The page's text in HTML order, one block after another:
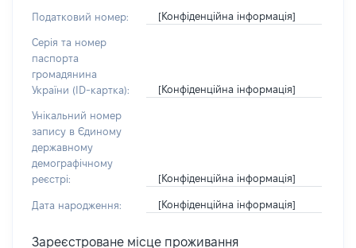
Податковий номер: [Конфіденційна інформація]
Серія та номер
паспорта
громадянина
України (ID-картка):
[Конфіденційна інформація]
Унікальний номер
запису в Єдиному
державному
демографічному
реєстрі:
[Конфіденційна інформація]
Дата народження: [Конфіденційна інформація]
Зареєстроване місце проживання